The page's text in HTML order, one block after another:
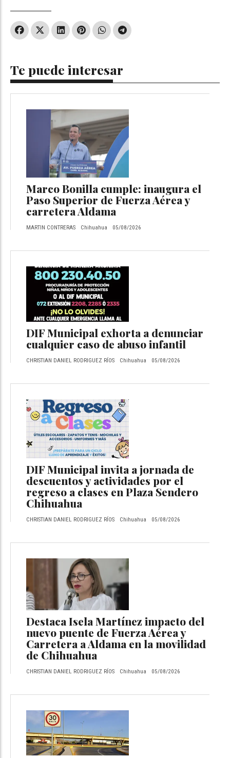
Te puede interesar
Marco Bonilla cumple: inaugura el
Paso Superior de Fuerza Aérea y
carretera Aldama
MARTIN CONTRERAS Chihuahua 05/08/2026
DIF Municipal exhorta a denunciar
cualquier caso de abuso infantil
CHRISTIAN DANIEL RODRIGUEZ RÍOS Chihuahua 05/08/2026
DIF Municipal invita a jornada de
descuentos y actividades por el
regreso a clases en Plaza Sendero
Chihuahua
CHRISTIAN DANIEL RODRIGUEZ RÍOS Chihuahua 05/08/2026
Destaca Isela Martínez impacto del
nuevo puente de Fuerza Aérea y
Carretera a Aldama en la movilidad
de Chihuahua
CHRISTIAN DANIEL RODRIGUEZ RÍOS Chihuahua 05/08/2026